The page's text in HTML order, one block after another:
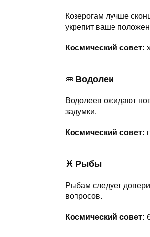
Козерогам лучше
укрепит ваше
Космический совет:
♒ Водолеи
Водолеев ожидают
задумки.
Космический совет:
♓ Рыбы
Рыбам следует
вопросов.
Космический совет: